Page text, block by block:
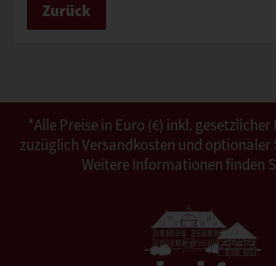
Zurück
*Alle Preise in Euro (€) inkl.
zuzüglich Versandkosten und optionaler
Weitere Informationen finden